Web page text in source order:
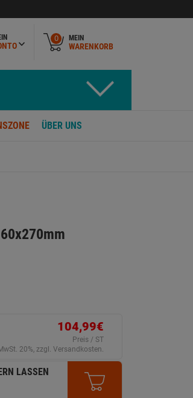
0 MEIN
WARENKORB
ÜBER UNS
104,99€
Preis / ST
20%, zzgl. Versandkosten.
LASSEN